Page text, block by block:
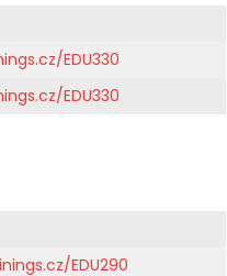
EDU330
EDU330
EDU290